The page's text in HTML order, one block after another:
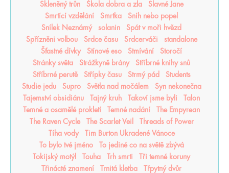
Skleněný trůn
Škola dobra a zla
Slavné Jane
Smrtící vzdělání
Smrtka
Sníh nebo popel
Snílek Neznámý
solanin
Spát v moři hvězd
Spřízněni volbou
Srdce času Srdcerváči
standalone
Šťastné dívky
Stínové eso Stmívání
Storočí
Stránky světa
Strážkyně brány
Stříbrné knihy snů
Stříbrné perutě
Střípky času Strmý pád
Students
Studie jedu
Supro Světla nad močálem
Syn nekonečna
Tajemství obsidiánu
Tajný kruh Takoví jsme byli
Talon
Temné a osamělé prokletí
Temné nadání
The Empyrean
The Raven Cycle
The Scarlet Veil
Threads of Power
Tíha vody
Tim Burton Ukradené Vánoce
To bylo tvé jméno
To jediné co na světě zbývá
Tokijský motýl
Touha Trh smrti
Tři temné koruny
Třinácté znamení
Trnitá kletba
Třpytný dvůr